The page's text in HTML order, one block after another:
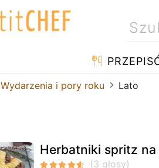
Wydarzenia i pory roku Lato
Herbatniki spritz